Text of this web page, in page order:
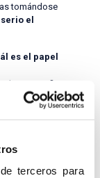
terceros para
tomándose
el
es el papel
su ego?
piloto le
abordarán
a la